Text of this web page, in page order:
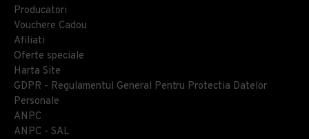
Producatori
Vouchere Cadou
Afiliati
Oferte speciale
Harta Site
GDPR - Regulamentul General Pentru Protectia Datelor
Personale
ANPC
ANPC - SAL